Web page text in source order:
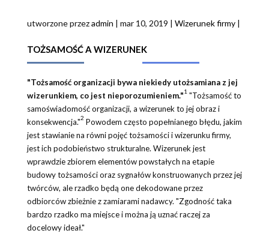
utworzone przezadmin | mar 10, 2019 | Wizerunek firmy|
TOŻSAMOŚĆ A WIZERUNEK
"Tożsamość organizacji bywa niekiedy utożsamiana z jej
wizerunkiem, co jest nieporozumieniem."1"Tożsamość to
samoświadomość organizacji, a wizerunek to jej obraz i
konsekwencja."2 Powodem często popełnianego błędu, jakim
jest stawianie na równi pojęć tożsamości i wizerunku firmy,
jest ich podobieństwo strukturalne. Wizerunek jest
wprawdzie zbiorem elementów powstałych na etapie
budowy tożsamości oraz sygnałów konstruowanych przez jej
twórców, ale rzadko będą one dekodowane przez
odbiorców zbieżnie z zamiarami nadawcy. "Zgodność taka
bardzo rzadko ma miejsce i można ją uznać raczej za
docelowy ideał."